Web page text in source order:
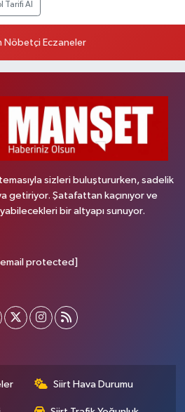
Tarifi Al
Nöbetçi Eczaneler
sizleri buluştururken, sadelik
getiriyor. Şatafattan kaçınıyor ve
bir altyapı sunuyor.
protected]
Siirt Hava Durumu